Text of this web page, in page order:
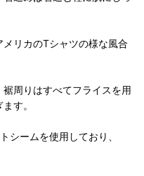
リカのTシャツの様な風合
周りはすべてフライスを用
す。
シームを使用しており、